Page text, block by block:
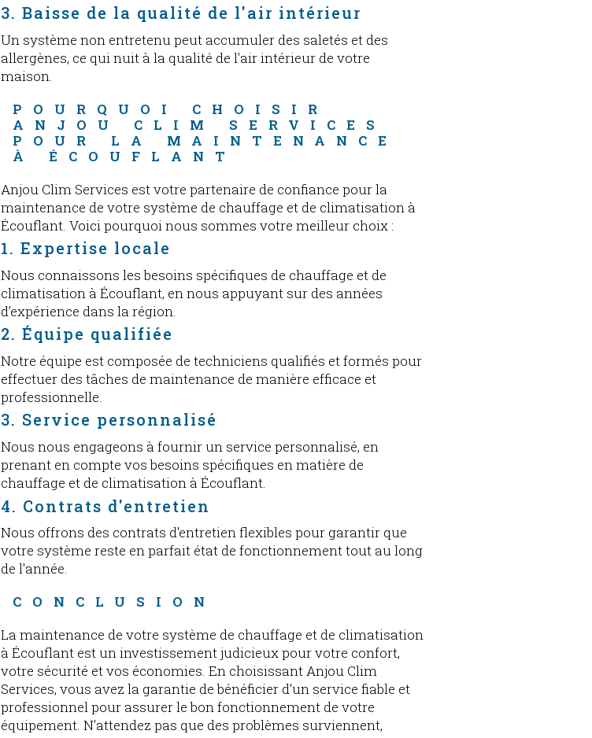
3. Baisse de la qualité de l'air intérieur
Un système non entretenu peut accumuler des saletés et des
allergènes, ce qui nuit à la qualité de l'air intérieur de votre
maison.
POURQUOI CHOISIR
ANJOU CLIM SERVICES
POUR LA MAINTENANCE
À ÉCOUFLANT
Anjou Clim Services est votre partenaire de confiance pour la
maintenance de votre système de chauffage et de climatisation à
Écouflant. Voici pourquoi nous sommes votre meilleur choix :
1. Expertise locale
Nous connaissons les besoins spécifiques de chauffage et de
climatisation à Écouflant, en nous appuyant sur des années
d'expérience dans la région.
2. Équipe qualifiée
Notre équipe est composée de techniciens qualifiés et formés pour
effectuer des tâches de maintenance de manière efficace et
professionnelle.
3. Service personnalisé
Nous nous engageons à fournir un service personnalisé, en
prenant en compte vos besoins spécifiques en matière de
chauffage et de climatisation à Écouflant.
4. Contrats d'entretien
Nous offrons des contrats d'entretien flexibles pour garantir que
votre système reste en parfait état de fonctionnement tout au long
de l'année.
CONCLUSION
La maintenance de votre système de chauffage et de climatisation
à Écouflant est un investissement judicieux pour votre confort,
votre sécurité et vos économies. En choisissant Anjou Clim
Services, vous avez la garantie de bénéficier d'un service fiable et
professionnel pour assurer le bon fonctionnement de votre
équipement. N'attendez pas que des problèmes surviennent,